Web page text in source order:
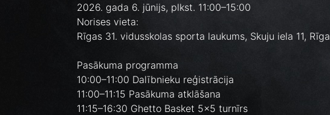
2026. gada 6. jūnijs, plkst. 11:00–15:00
Norises vieta:
Rīgas 31. vidusskolas sporta laukums, Skuju iela 11, Rīga
Pasākuma programma
10:00–11:00 Dalībnieku reģistrācija
11:00–11:15 Pasākuma atklāšana
11:15–16:30 Ghetto Basket 5x5 turnīrs